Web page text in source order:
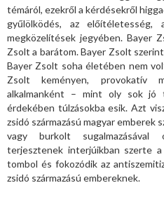
témáról, ezekről a kérdésekről
gyűlölködés, az
megközelítések jegyében. Bayer
Zsolt a barátom. Bayer Zsolt
Bayer Zsolt soha életében nem
Zsolt keményen, provokatív
alkalmanként – mint oly sok jó
érdekében túlzásokba esik. Azt
zsidó származású magyar emberek
vagy burkolt sugalmazásával
terjesztenek interjúikban szerte a
tombol és fokozódik az
zsidó származású embereknek.